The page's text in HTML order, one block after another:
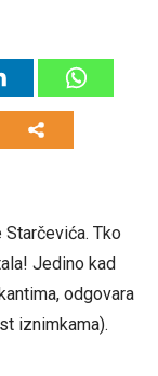
Starčevića. Tko
Jedino kad
odgovara
iznimkama).